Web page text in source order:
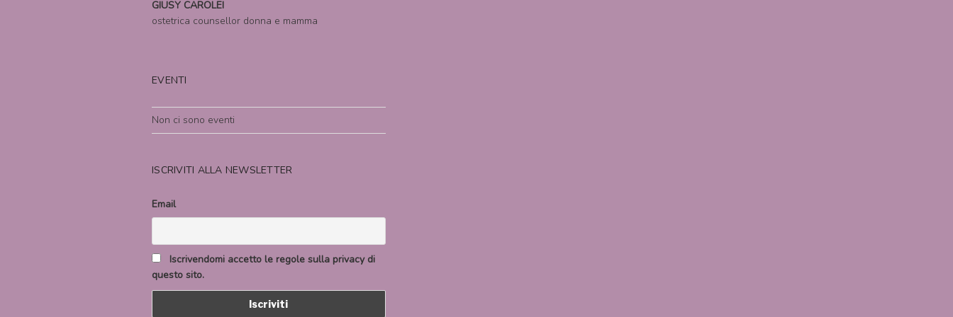
GIUSY CAROLEI
ostetrica counsellor donna e mamma
EVENTI
Non ci sono eventi
ISCRIVITI ALLA NEWSLETTER
Email
Iscrivendomi accetto le regole sulla privacy di
questo sito.